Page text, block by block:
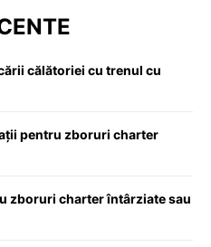
călătoriei cu trenul cu
pentru zboruri charter
zboruri charter întârziate sau